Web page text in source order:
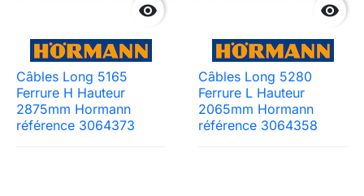

Câbles Long 5165
Ferrure H Hauteur
2875mm Hormann
référence 3064373

Câbles Long 5280
Ferrure L Hauteur
2065mm Hormann
référence 3064358